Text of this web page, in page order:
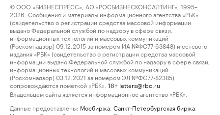
© ООО «БИЗНЕСПРЕСС», АО «РОСБИЗНЕСКОНСАЛТИНГ», 1995–
2026. Сообщения и материалы информационного агентства «РБК»
(свидетельство о регистрации средства массовой информации
выдано Федеральной службой по надзору в сфере связи,
информационных технологий и массовых коммуникаций
(Роскомнадзор) 09.12.2015 за номером ИА №ФС77-63848) и сетевого
издания «РБК» (свидетельство о регистрации средства массовой
информации выдано Федеральной службой по надзору в сфере связи,
информационных технологий и массовых коммуникаций
(Роскомнадзор) 03.12.2021 за номером ЭЛ №ФС77-82385)
сопровождаются пометкой «РБК».
18+ letters@rbc.ru
Владельцем сайта является информационное агентство «РБК».
Данные предоставлены: Мосбиржа Санкт-Петербургская биржа